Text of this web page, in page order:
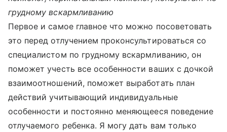
грудному вскармливанию
Первое и самое главное что можно посоветовать
это перед отлучением проконсультироваться со
специалистом по грудному вскармливанию, он
поможет учесть все особенности ваших с дочкой
взаимоотношений, поможет выработать план
действий учитывающий индивидуальные
особенности и постоянно меняющееся поведение
отлучаемого ребенка. Я могу дать вам только